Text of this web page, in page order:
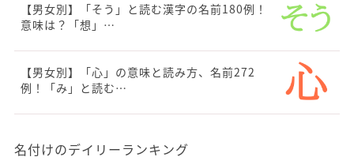
【男女別】「そう」と読む漢字の名前180例！
意味は？「想」…
【男女別】「心」の意味と読み方、名前272
例！「み」と読む…
名付けのデイリーランキング